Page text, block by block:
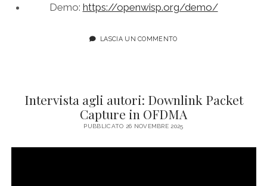
Demo: https://openwisp.org/demo/
LASCIA UN COMMENTO
Intervista agli autori: Downlink Packet
Capture in OFDMA
PUBBLICATO 26 NOVEMBRE 2025